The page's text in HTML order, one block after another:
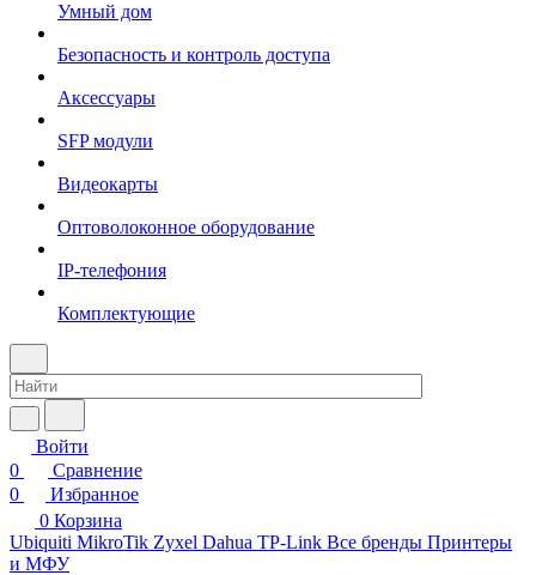
Умный дом
Безопасность и контроль доступа
Аксессуары
SFP модули
Видеокарты
Оптоволоконное оборудование
IP-телефония
Комплектующие
Войти
0
Сравнение
0
Избранное
0 Корзина
Ubiquiti MikroTik Zyxel Dahua TP-Link Все бренды Принтеры
и МФУ